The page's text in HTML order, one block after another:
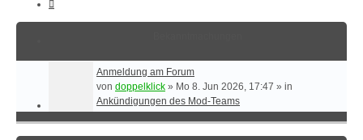
Anmeldung am Forum
von doppelklick » Mo 8. Jun 2026, 17:47 » in
Ankündigungen des Mod-Teams